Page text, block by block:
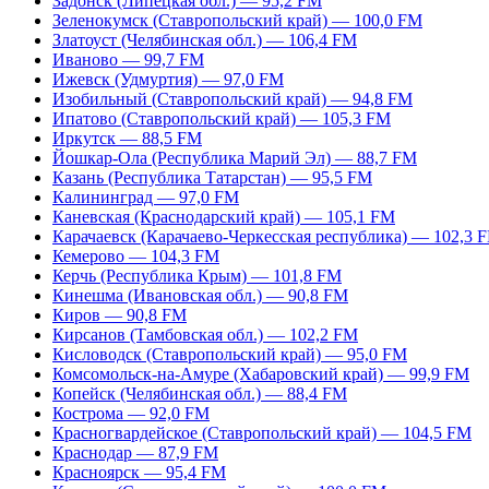
Зеленокумск (Ставропольский край) — 100,0 FM
Златоуст (Челябинская обл.) — 106,4 FM
Иваново — 99,7 FM
Ижевск (Удмуртия) — 97,0 FM
Изобильный (Ставропольский край) — 94,8 FM
Ипатово (Ставропольский край) — 105,3 FM
Иркутск — 88,5 FM
Йошкар-Ола (Республика Марий Эл) — 88,7 FM
Казань (Республика Татарстан) — 95,5 FM
Калининград — 97,0 FM
Каневская (Краснодарский край) — 105,1 FM
Карачаевск (Карачаево-Черкесская республика) — 102,3
Кемерово — 104,3 FM
Керчь (Республика Крым) — 101,8 FM
Кинешма (Ивановская обл.) — 90,8 FM
Киров — 90,8 FM
Кирсанов (Тамбовская обл.) — 102,2 FM
Кисловодск (Ставропольский край) — 95,0 FM
Комсомольск-на-Амуре (Хабаровский край) — 99,9 FM
Копейск (Челябинская обл.) — 88,4 FM
Кострома — 92,0 FM
Красногвардейское (Ставропольский край) — 104,5 FM
Краснодар — 87,9 FM
Красноярск — 95,4 FM